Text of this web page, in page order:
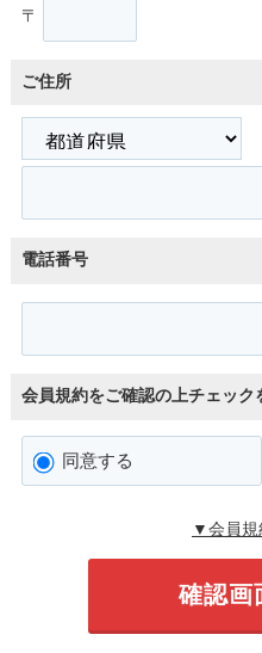
〒
ご住所
電話番号
会員規約をご確認の上チェック
同意する
▼会員規